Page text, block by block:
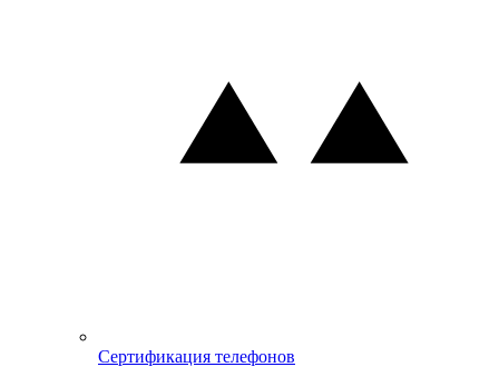
Сертификация телефонов